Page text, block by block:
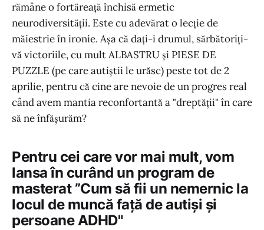
rămâne o fortăreață închisă ermetic
neurodiversității. Este cu adevărat o lecție de
măiestrie în ironie. Așa că dați-i drumul, sărbătoriți-
vă victoriile, cu mult ALBASTRU și PIESE DE
PUZZLE (pe care autiștii le urăsc) peste tot de 2
aprilie, pentru că cine are nevoie de un progres real
când avem mantia reconfortantă a "dreptății" în care
să ne înfășurăm?
Pentru cei care vor mai mult, vom
lansa în curând un program de
masterat ”Cum să fii un nemernic la
locul de muncă față de autiși și
persoane ADHD"